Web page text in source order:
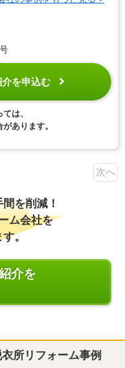
を申込む
は、
あります。
次へ
を削減！
ム会社を
。
介を
所リフォーム事例